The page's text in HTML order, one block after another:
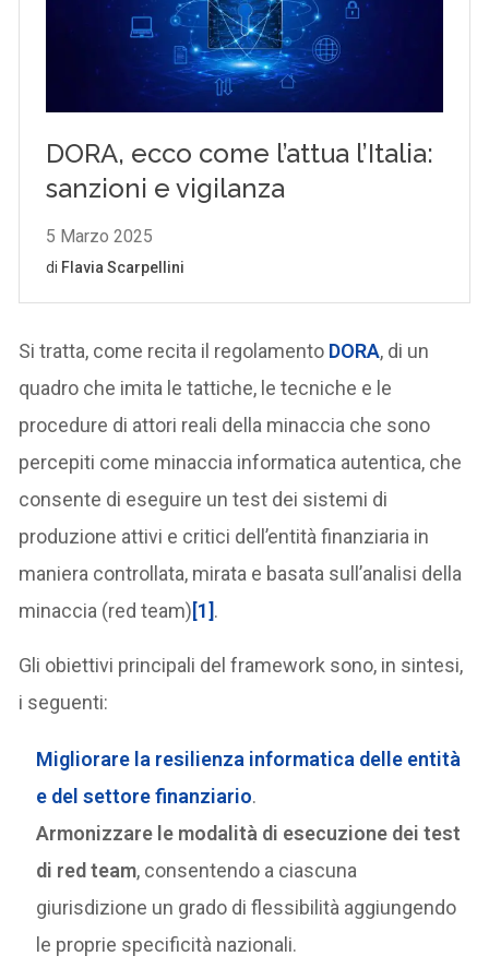
Si tratta, come recita il regolamento DORA, di un
quadro che imita le tattiche, le tecniche e le
procedure di attori reali della minaccia che sono
percepiti come minaccia informatica autentica, che
consente di eseguire un test dei sistemi di
produzione attivi e critici dell’entità finanziaria in
maniera controllata, mirata e basata sull’analisi della
minaccia (red team)[1].
Gli obiettivi principali del framework sono, in sintesi,
i seguenti:
Migliorare la resilienza informatica delle entità
e del settore finanziario.
Armonizzare le modalità di esecuzione dei test
di red team, consentendo a ciascuna
giurisdizione un grado di flessibilità aggiungendo
le proprie specificità nazionali.